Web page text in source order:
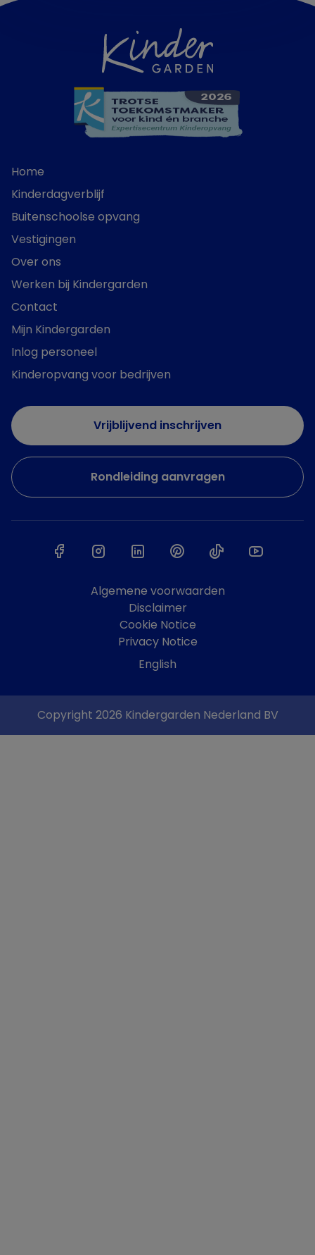
Home
Kinderdagverblijf
Buitenschoolse opvang
Vestigingen
Over ons
Werken bij Kindergarden
Contact
Mijn Kindergarden
Inlog personeel
Kinderopvang voor bedrijven
Vrijblijvend inschrijven
Rondleiding aanvragen
Algemene voorwaarden
Disclaimer
Cookie Notice
Privacy Notice
English
Copyright 2026 Kindergarden Nederland BV